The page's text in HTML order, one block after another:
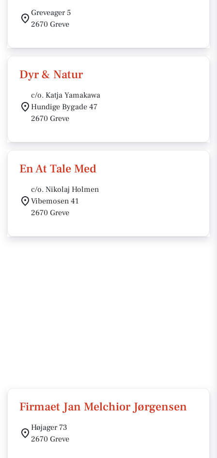
Greveager 5
2670 Greve
Dyr & Natur
c/o. Katja Yamakawa
Hundige Bygade 47
2670 Greve
En At Tale Med
c/o. Nikolaj Holmen
Vibemosen 41
2670 Greve
Firmaet Jan Melchior Jørgensen
Højager 73
2670 Greve